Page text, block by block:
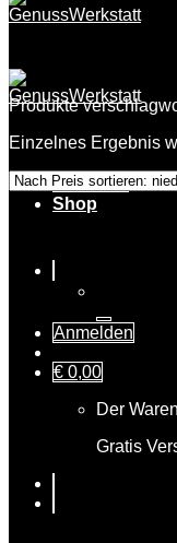
Über uns
Shop
Anmelden
€ 0,00
Der
Gratis
Produkte
Einzelnes Ergebnis